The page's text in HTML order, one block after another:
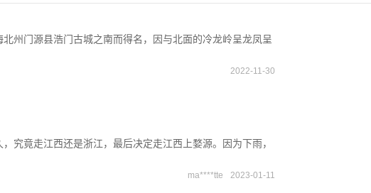
州门源县浩门古城之南而得名，因与北面的冷龙岭呈龙凤呈
2022-11-30
究竟走江西还是浙江，最后决定走江西上婺源。因为下雨，
ma****tte 2023-01-11